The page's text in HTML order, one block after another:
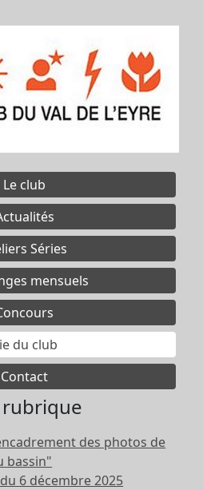
Le club
Séries
mensuels
du club
Contact
rubrique
des photos de
bassin"
6 décembre 2025